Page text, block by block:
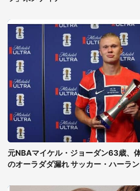
元NBAマイケル・ジョーダン63歳、
のオーラダダ漏れ サッカー・ハーラ